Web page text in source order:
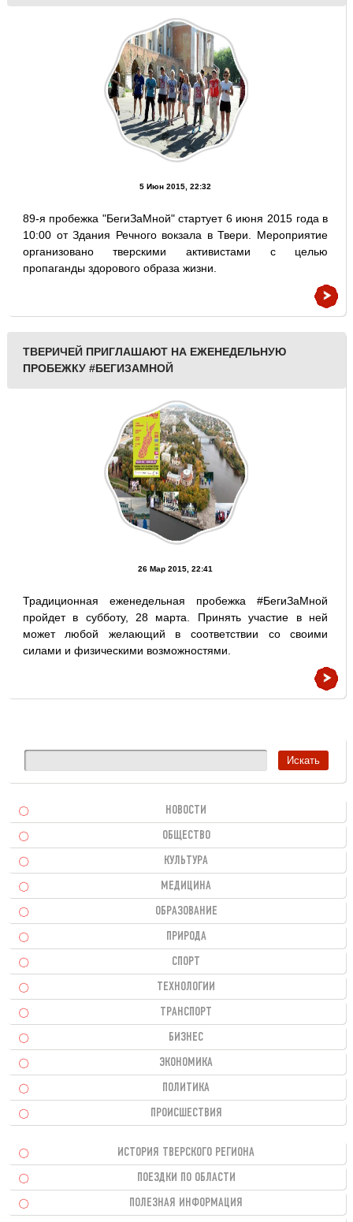
5 Июн 2015, 22:32
89-я пробежка "БегиЗаМной" стартует 6 июня 2015 года в
10:00 от Здания Речного вокзала в Твери. Мероприятие
организовано тверскими активистами с целью
пропаганды здорового образа жизни.
ТВЕРИЧЕЙ ПРИГЛАШАЮТ НА ЕЖЕНЕДЕЛЬНУЮ
ПРОБЕЖКУ #БЕГИЗАМНОЙ
26 Мар 2015, 22:41
Традиционная еженедельная пробежка #БегиЗаМной
пройдет в субботу, 28 марта. Принять участие в ней
может любой желающий в соответствии со своими
силами и физическими возможностями.
НОВОСТИ
ОБЩЕСТВО
КУЛЬТУРА
МЕДИЦИНА
ОБРАЗОВАНИЕ
ПРИРОДА
СПОРТ
ТЕХНОЛОГИИ
ТРАНСПОРТ
БИЗНЕС
ЭКОНОМИКА
ПОЛИТИКА
ПРОИСШЕСТВИЯ
ИСТОРИЯ ТВЕРСКОГО РЕГИОНА
ПОЕЗДКИ ПО ОБЛАСТИ
ПОЛЕЗНАЯ ИНФОРМАЦИЯ